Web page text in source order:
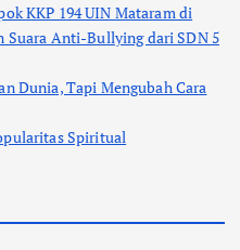
KKP 194 UIN Mataram di
Suara Anti-Bullying dari SDN 5
Dunia, Tapi Mengubah Cara
Spiritual